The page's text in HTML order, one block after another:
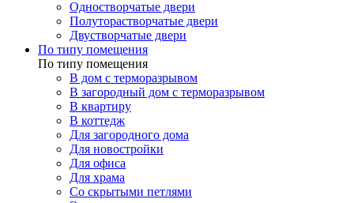
Одностворчатые двери
Полуторастворчатые двери
Двустворчатые двери
По типу помещения
По типу помещения
В дом с терморазрывом
В загородный дом с терморазрывом
В квартиру
В коттедж
Для загородного дома
Для новостройки
Для офиса
Для храма
Со скрытыми петлями